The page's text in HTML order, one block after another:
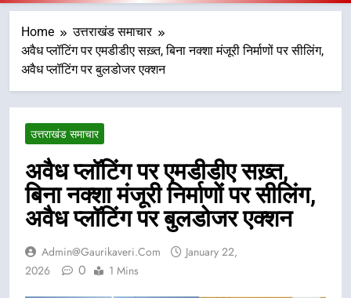
Home
उत्तराखंड समाचार
अवैध प्लॉटिंग पर एमडीडीए सख़्त, बिना नक्शा मंजूरी निर्माणों पर सीलिंग,
अवैध प्लॉटिंग पर बुलडोजर एक्शन
उत्तराखंड समाचार
अवैध प्लॉटिंग पर एमडीडीए सख़्त,
बिना नक्शा मंजूरी निर्माणों पर सीलिंग,
अवैध प्लॉटिंग पर बुलडोजर एक्शन
Admin@gaurikaveri.com
January 22,
2026
0 1 Mins